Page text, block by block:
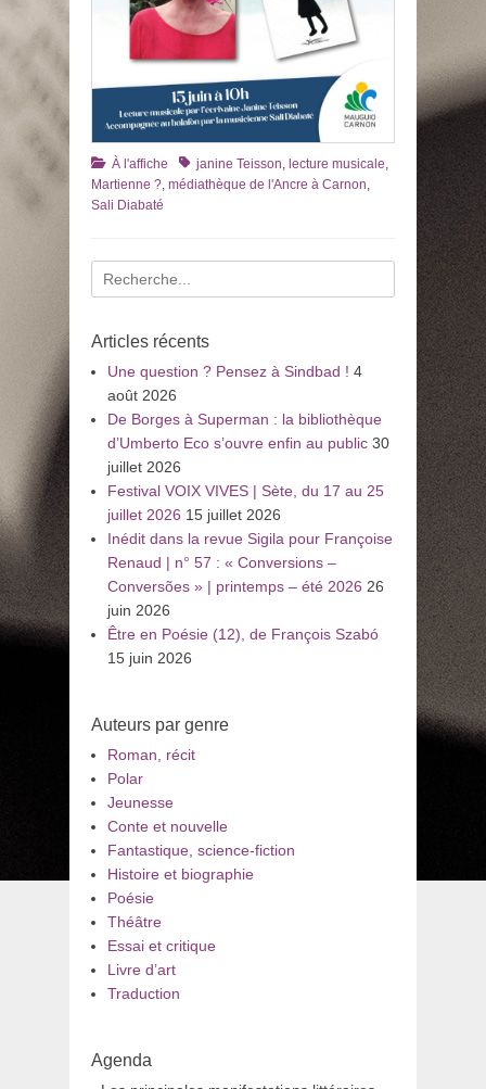
Catégories
À l'affiche Tagsjanine Teisson, lecture musicale,
Martienne ?, médiathèque de l'Ancre à Carnon,
Sali Diabaté
Recherche
pour
Articles récents
Une question ? Pensez à Sindbad ! 4
août 2026
De Borges à Superman : la bibliothèque
d’Umberto Eco s’ouvre enfin au public 30
juillet 2026
Festival VOIX VIVES | Sète, du 17 au 25
juillet 2026 15 juillet 2026
Inédit dans la revue Sigila pour Françoise
Renaud | n° 57 : « Conversions –
Conversões » | printemps – été 2026 26
juin 2026
Être en Poésie (12), de François Szabó
15 juin 2026
Auteurs par genre
Roman, récit
Polar
Jeunesse
Conte et nouvelle
Fantastique, science-fiction
Histoire et biographie
Poésie
Théâtre
Essai et critique
Livre d’art
Traduction
Agenda